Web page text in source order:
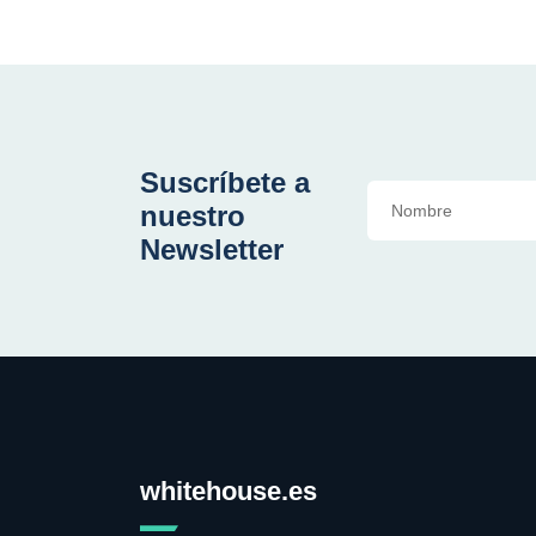
Suscríbete a
nuestro
Newsletter
whitehouse.es